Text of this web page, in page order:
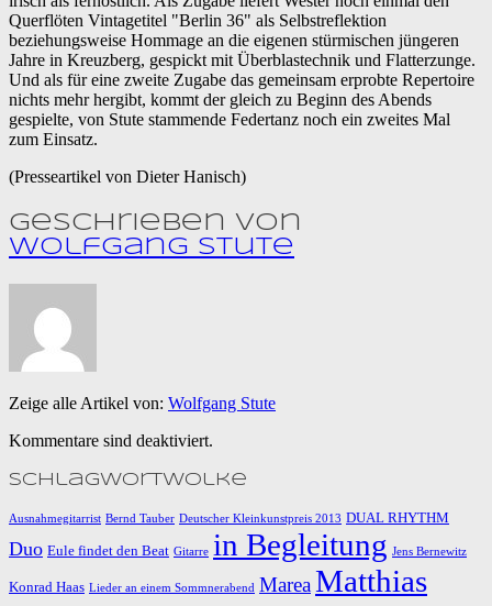
Querflöten Vintagetitel "Berlin 36" als Selbstreflektion
beziehungsweise Hommage an die eigenen stürmischen jüngeren
Jahre in Kreuzberg, gespickt mit Überblastechnik und Flatterzunge.
Und als für eine zweite Zugabe das gemeinsam erprobte Repertoire
nichts mehr hergibt, kommt der gleich zu Beginn des Abends
gespielte, von Stute stammende Federtanz noch ein zweites Mal
zum Einsatz.
(Presseartikel von Dieter Hanisch)
Geschrieben von
Wolfgang Stute
Zeige alle Artikel von: Wolfgang Stute
Kommentare sind deaktiviert.
Schlagwortwolke
Ausnahmegitarrist Bernd Tauber Deutscher Kleinkunstpreis 2013 DUAL RHYTHM
Duo Eule findet den Beat Gitarre in Begleitung Jens Bernewitz
Konrad Haas Lieder an einem Sommnerabend Marea Matthias